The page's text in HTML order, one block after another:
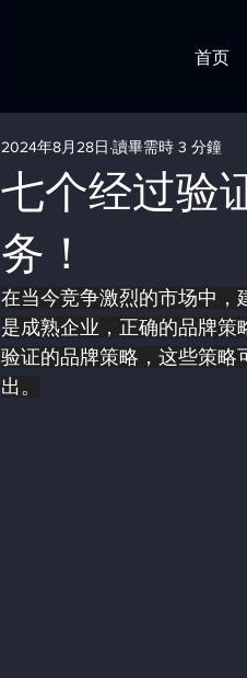
首页
七个经过验
务！
2024年8月28日 讀畢需時 3 分鐘
在当今竞争激烈的市场中，
是成熟企业，正确的品牌策
验证的品牌策略，这些策略
出。